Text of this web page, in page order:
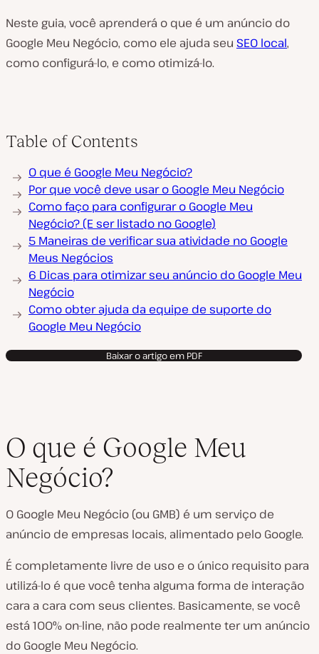
Neste guia, você aprenderá o que é um anúncio do
Google Meu Negócio, como ele ajuda seu SEO local,
como configurá-lo, e como otimizá-lo.
Table of Contents
O que é Google Meu Negócio?
Por que você deve usar o Google Meu Negócio
Como faço para configurar o Google Meu
Negócio? (E ser listado no Google)
5 Maneiras de verificar sua atividade no Google
Meus Negócios
6 Dicas para otimizar seu anúncio do Google Meu
Negócio
Como obter ajuda da equipe de suporte do
Google Meu Negócio
Baixar o artigo em PDF
O que é Google Meu
Negócio?
O Google Meu Negócio (ou GMB) é um serviço de
anúncio de empresas locais, alimentado pelo Google.
É completamente livre de uso e o único requisito para
utilizá-lo é que você tenha alguma forma de interação
cara a cara com seus clientes. Basicamente, se você
está 100% on-line, não pode realmente ter um anúncio
do Google Meu Negócio.